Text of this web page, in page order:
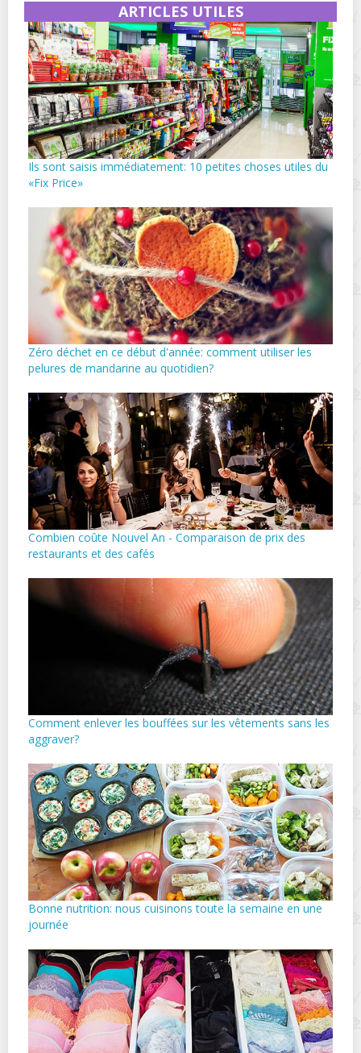
ARTICLES UTILES
Ils sont saisis immédiatement: 10 petites choses utiles du
«Fix Price»
Zéro déchet en ce début d'année: comment utiliser les
pelures de mandarine au quotidien?
Combien coûte Nouvel An - Comparaison de prix des
restaurants et des cafés
Comment enlever les bouffées sur les vêtements sans les
aggraver?
Bonne nutrition: nous cuisinons toute la semaine en une
journée